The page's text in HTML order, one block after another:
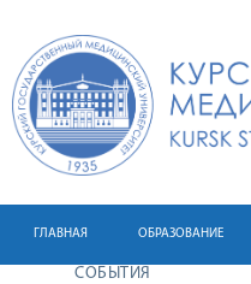
ГЛАВНАЯ ОБРАЗОВАНИЕ
СОБЫТИЯ